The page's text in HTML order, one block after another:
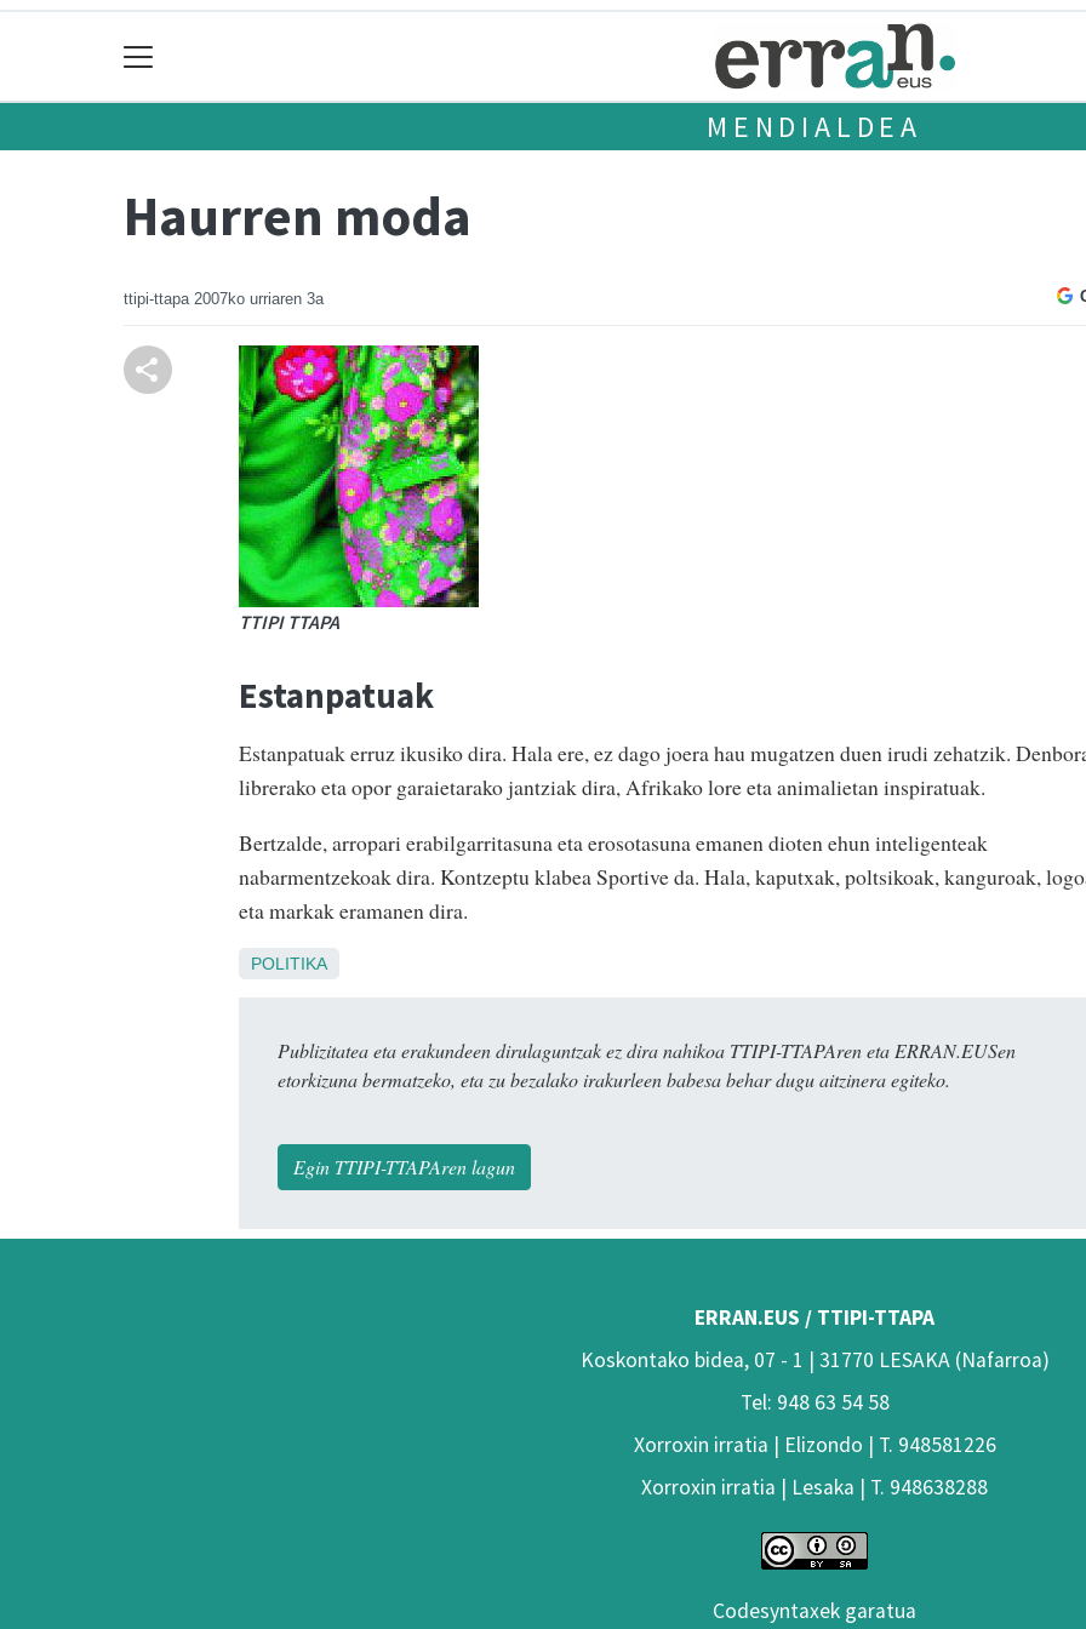
MENDIALDEA
Haurren moda
ttipi-ttapa 2007ko urriaren 3a
TTIPI TTAPA
Estanpatuak
Estanpatuak erruz ikusiko dira. Hala ere, ez dago joera hau mugatzen duen irudi zehatzik.
librerako eta opor garaietarako jantziak dira, Afrikako lore eta animalietan inspiratuak.
Bertzalde, arropari erabilgarritasuna eta erosotasuna emanen dioten ehun inteligenteak
nabarmentzekoak dira. Kontzeptu klabea Sportive da. Hala, kaputxak, poltsikoak, kanguroak,
eta markak eramanen dira.
POLITIKA
Publizitatea eta erakundeen dirulaguntzak ez dira nahikoa TTIPI-TTAPAren eta ERRAN.EUSen
etorkizuna bermatzeko, eta zu bezalako irakurleen babesa behar dugu aitzinera egiteko.
Egin TTIPI-TTAPAren lagun
ERRAN.EUS / TTIPI-TTAPA
Koskontako bidea, 07 - 1 | 31770 LESAKA (Nafarroa)
Tel: 948 63 54 58
Xorroxin irratia | Elizondo | T. 948581226
Xorroxin irratia | Lesaka | T. 948638288
Codesyntaxek garatua